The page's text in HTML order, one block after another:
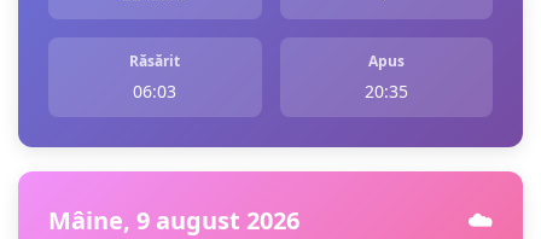
Răsărit
06:03
Apus
20:35
Mâine, 9 august 2026 ☁️